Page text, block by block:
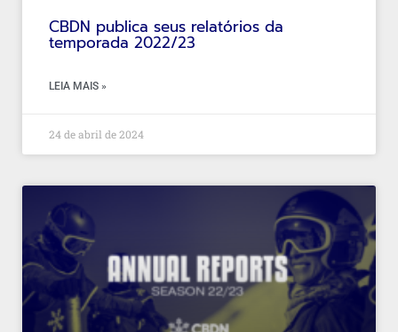
CBDN publica seus relatórios da
temporada 2022/23
LEIA MAIS »
24 de abril de 2024